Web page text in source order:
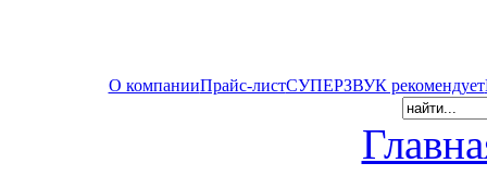
О компанииПрайс-листСУПЕРЗВУК рекомендует